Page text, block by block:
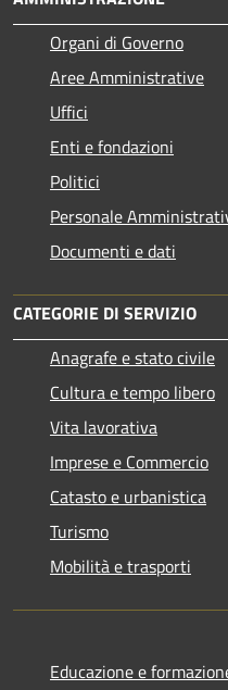
Organi di Governo
Aree Amministrative
Uffici
Enti e fondazioni
Politici
Personale
Documenti e dati
CATEGORIE DI SERVIZIO
Anagrafe e stato civile
Cultura e tempo libero
Vita lavorativa
Imprese e Commercio
Catasto e urbanistica
Turismo
Mobilità e trasporti
Educazione e